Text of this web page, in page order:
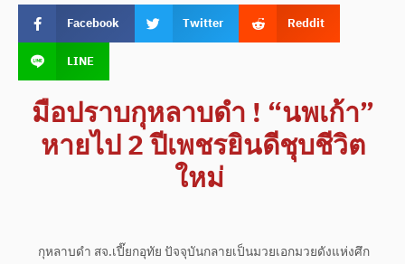
Facebook Twitter
Reddit
LINE
มือปราบกุหลาบดำ ! “นพเก้า”
หายไป 2 ปีเพชรยินดีชุบชีวิต
ใหม่
กุหลาบดำ สจ.เปี๊ยกอุทัย ปัจจุบันกลายเป็นมวยเอกมวยดังแห่งศึก